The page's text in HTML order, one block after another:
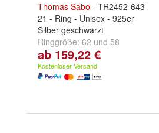
Thomas Sabo - TR2452-643-
21 - Ring - Unisex - 925er
Silber geschwärzt
Ringgröße: 62 und 58
ab 159,22 €
Kostenloser Versand